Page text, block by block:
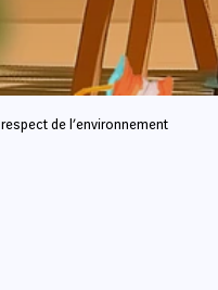
de l’environnement